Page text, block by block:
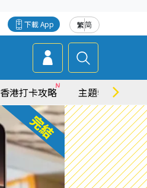
繁简
下載 App
香港打卡攻略 主題特集